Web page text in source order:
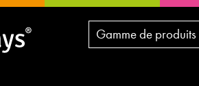
Gamme de produits